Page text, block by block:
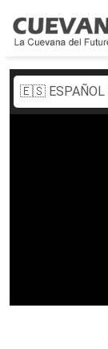
🇪🇸 ESPAÑOL